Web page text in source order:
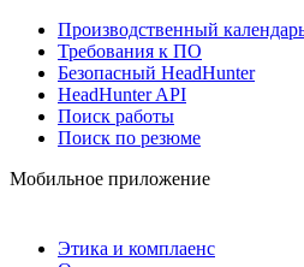
Производственный
Требования к ПО
Безопасный HeadHunter
HeadHunter API
Поиск работы
Поиск по резюме
Мобильное приложение
Этика и комплаенс